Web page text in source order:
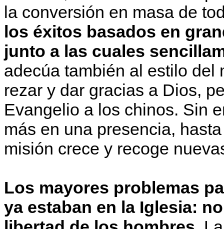
la conversión en masa de
los éxitos basados en
junto a las cuales
adecúa también al estilo del
rezar y dar gracias a Dios,
Evangelio a los chinos. Sin
más en una presencia,
misión crece y recoge
Los mayores problemas
ya estaban en la Iglesia: